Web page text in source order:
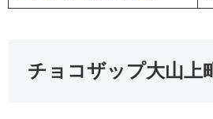
チョコザップ大山上